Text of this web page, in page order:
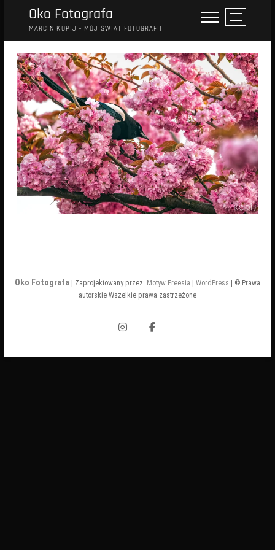
Oko Fotografa
MARCIN KOPIJ – MÓJ ŚWIAT FOTOGRAFII
P
r
z
y
c
i
s
k
m
e
n
u
Oko Fotografa | Zaprojektowany przez: Motyw Freesia WordPress | © Prawa
autorskie Wszelkie prawa zastrzeżone
Instagram
Facebook